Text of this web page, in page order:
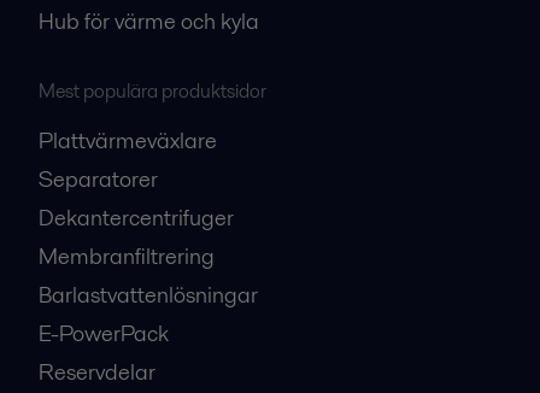
Hub för värme och kyla
Mest populära produktsidor
Plattvärmeväxlare
Separatorer
Dekantercentrifuger
Membranfiltrering
Barlastvattenlösningar
E-PowerPack
Reservdelar